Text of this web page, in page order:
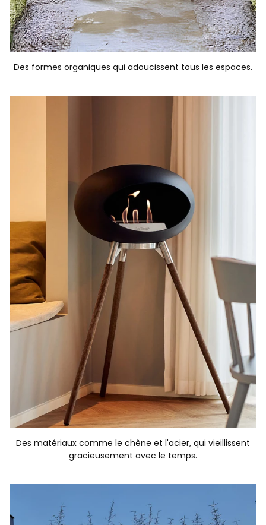
Des formes organiques qui adoucissent tous les espaces.
Des matériaux comme le chêne et l'acier, qui vieillissent
gracieusement avec le temps.